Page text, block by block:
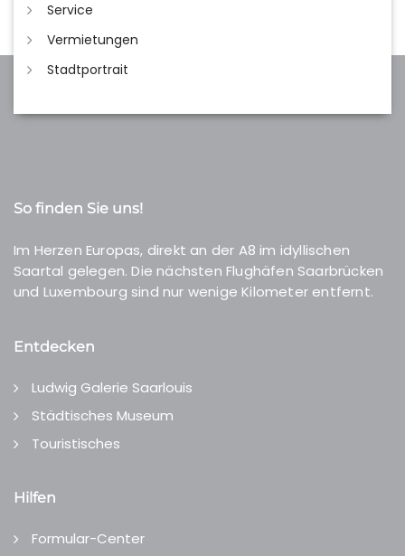
Service
Vermietungen
Stadtportrait
So finden Sie uns!
Im Herzen Europas, direkt an der A8 im idyllischen
Saartal gelegen. Die nächsten Flughäfen Saarbrücken
und Luxembourg sind nur wenige Kilometer entfernt.
Entdecken
Ludwig Galerie Saarlouis
Städtisches Museum
Touristisches
Hilfen
Formular-Center